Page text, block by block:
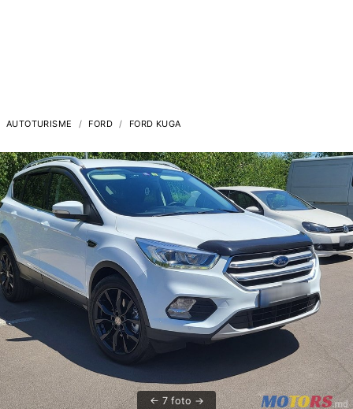
AUTOTURISME FORD FORD KUGA
7 foto